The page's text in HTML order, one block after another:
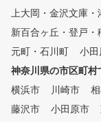
上大岡・金沢文庫・
新百合ヶ丘・登戸・
元町・石川町
小田
神奈川県の市区町村
横浜市
川崎市
藤沢市
小田原市